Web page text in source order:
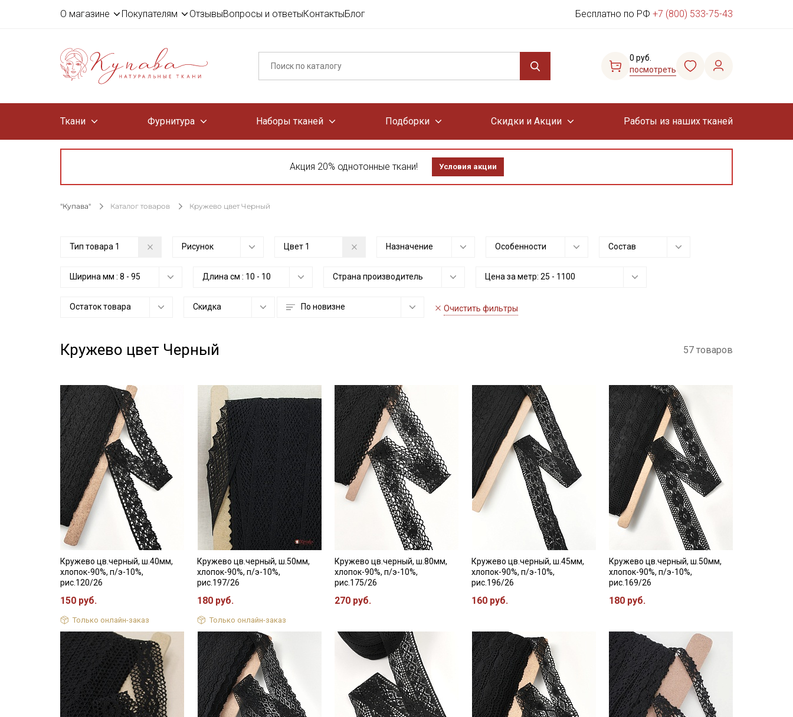
О магазине Покупателям ОтзывыВопросы и ответыКонтактыБлог Бесплатно по РФ +7 (800) 533-75-43
0 руб.
посмотреть
Ткани Фурнитура Наборы тканей Подборки Скидки и Акции Работы из наших тканей
Акция 20% однотонные ткани! Условия акции
"Купава" Каталог товаров Кружево цвет Черный
Тип товара 1 Рисунок Цвет 1 Назначение Особенности Состав
Ширина мм : 8 - 95 Длина см : 10 - 10 Страна производитель Цена за метр: 25 - 1100
Остаток товара Скидка По новизне Очистить фильтры
Кружево цвет Черный 57 товаров
Кружево цв.черный, ш.40мм,
хлопок-90%, п/э-10%,
рис.120/26
150 руб.
Только онлайн-заказ
Кружево цв.черный, ш.50мм,
хлопок-90%, п/э-10%,
рис.197/26
180 руб.
Только онлайн-заказ
Кружево цв.черный, ш.80мм,
хлопок-90%, п/э-10%,
рис.175/26
270 руб.
Кружево цв.черный, ш.45мм,
хлопок-90%, п/э-10%,
рис.196/26
160 руб.
Кружево цв.черный, ш.50мм,
хлопок-90%, п/э-10%,
рис.169/26
180 руб.